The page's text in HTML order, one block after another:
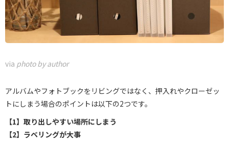
via photo by author
アルバムやフォトブックをリビングではなく、押入れやクローゼッ
トにしまう場合のポイントは以下の2つです。
【1】取り出しやすい場所にしまう
【2】ラベリングが大事